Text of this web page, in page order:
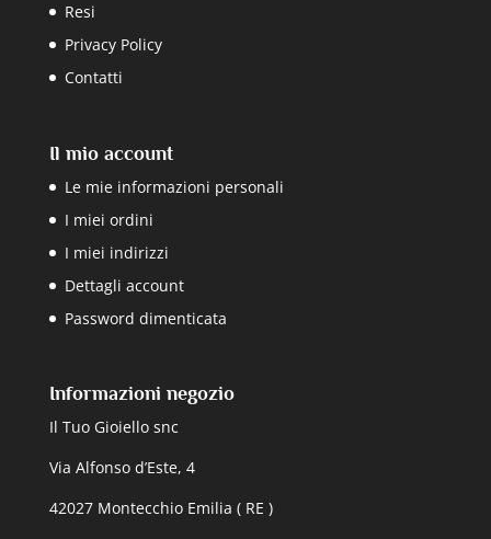
Resi
Privacy Policy
Contatti
Il mio account
Le mie informazioni personali
I miei ordini
I miei indirizzi
Dettagli account
Password dimenticata
Informazioni negozio
Il Tuo Gioiello snc
Via Alfonso d’Este, 4
42027 Montecchio Emilia ( RE )